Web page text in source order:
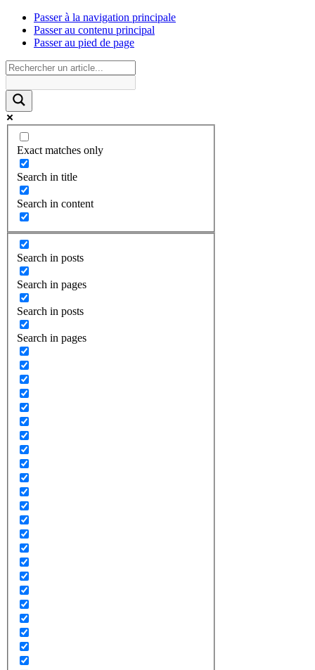
Passer à la navigation principale
Passer au contenu principal
Passer au pied de page
Exact matches only
Search in title
Search in content
Search in posts
Search in pages
Search in posts
Search in pages